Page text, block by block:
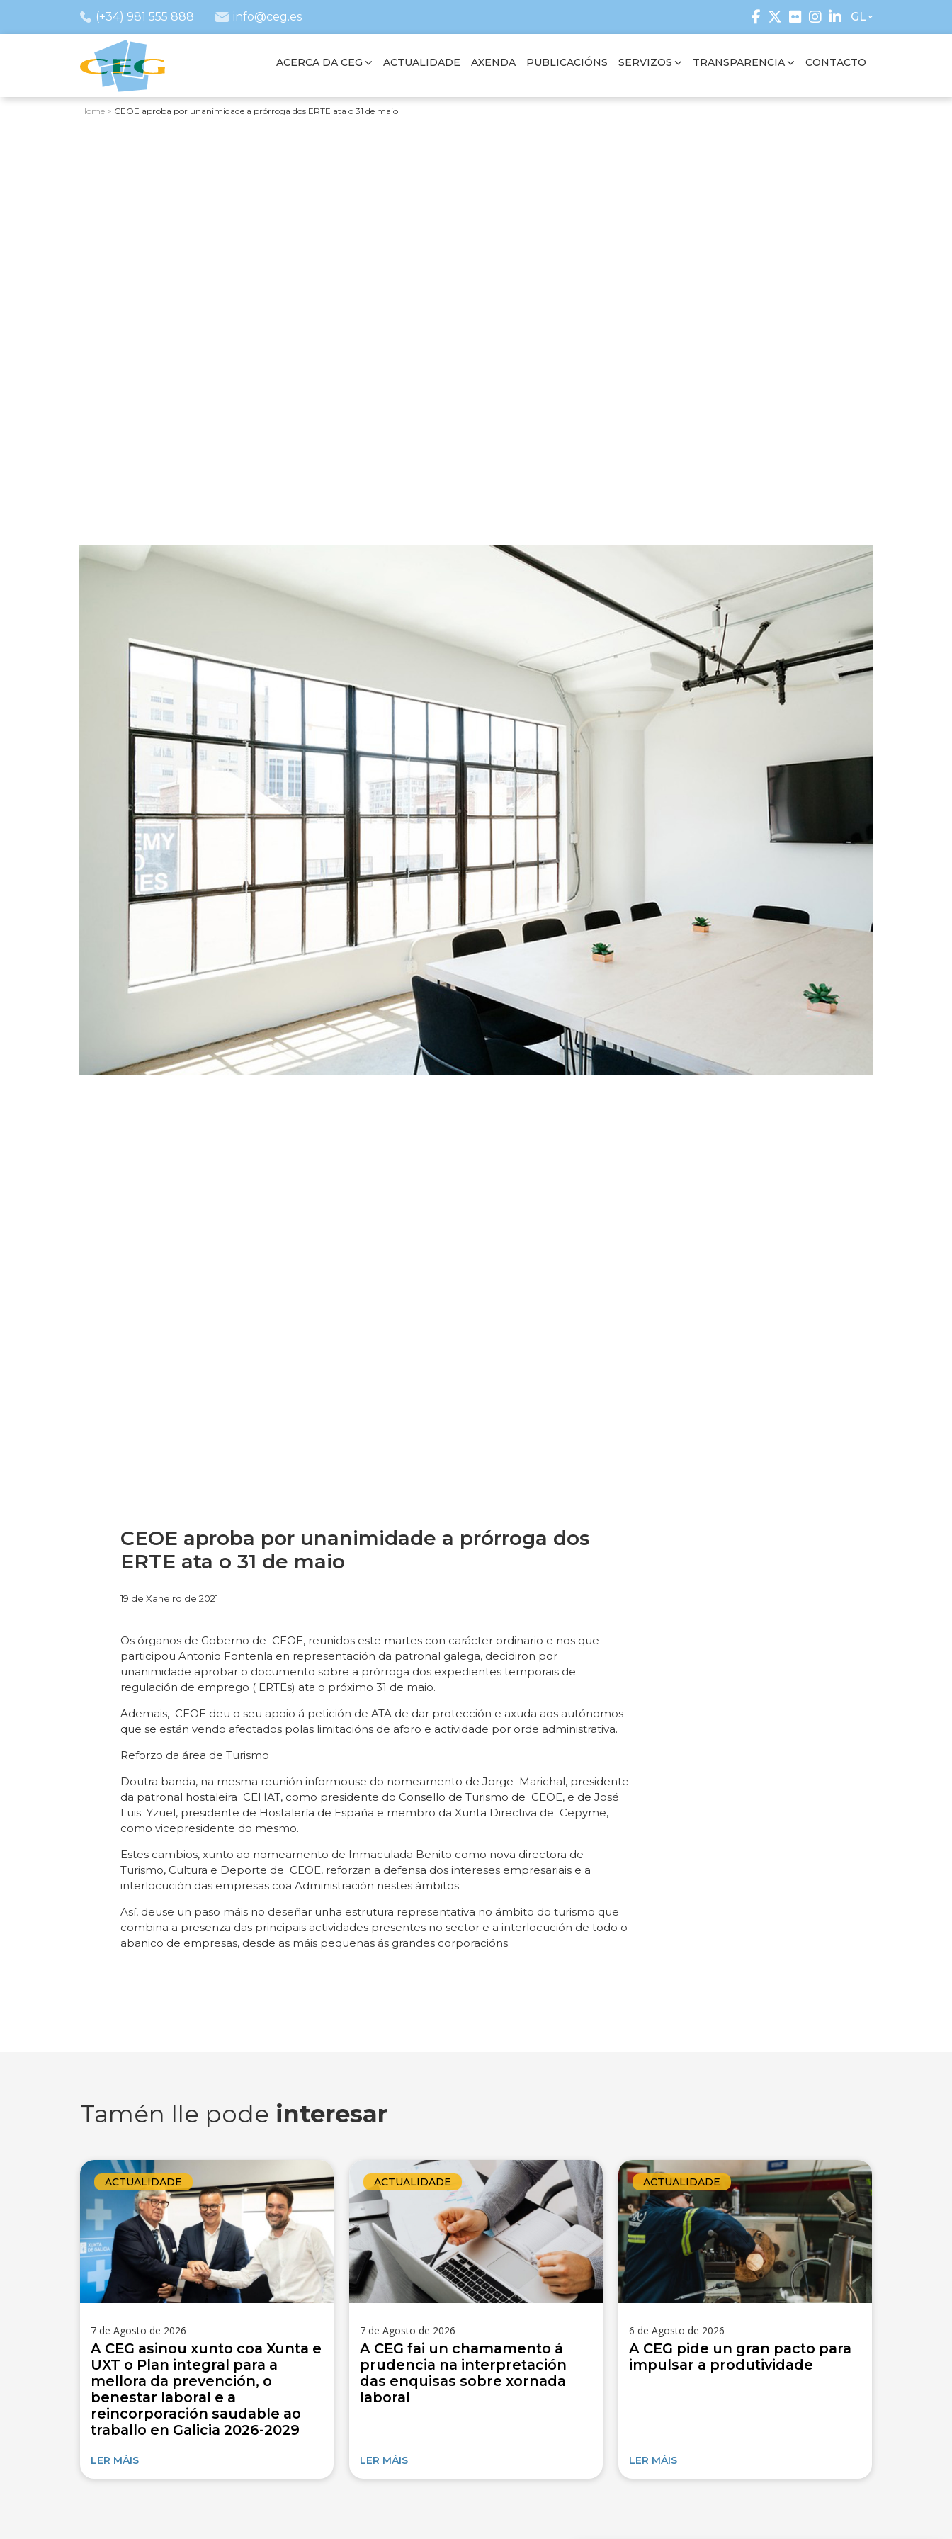
(+34) 981 555 888 info@ceg.es GL
ACERCA DA CEG ACTUALIDADE AXENDA PUBLICACIÓNS SERVIZOS TRANSPARENCIA CONTACTO
Home > CEOE aproba por unanimidade a prórroga dos ERTE ata o 31 de maio
CEOE aproba por unanimidade a prórroga dos
ERTE ata o 31 de maio
19 de Xaneiro de 2021Categories
Os órganos de Goberno de CEOE, reunidos este martes con carácter ordinario e nos que
participou Antonio Fontenla en representación da patronal galega, decidiron por
unanimidade aprobar o documento sobre a prórroga dos expedientes temporais de
regulación de emprego ( ERTEs) ata o próximo 31 de maio.
Ademais, CEOE deu o seu apoio á petición de ATA de dar protección e axuda aos autónomos
que se están vendo afectados polas limitacións de aforo e actividade por orde administrativa.
Reforzo da área de Turismo
Doutra banda, na mesma reunión informouse do nomeamento de Jorge Marichal, presidente
da patronal hostaleira CEHAT, como presidente do Consello de Turismo de CEOE, e de José
Luis Yzuel, presidente de Hostalería de España e membro da Xunta Directiva de Cepyme,
como vicepresidente do mesmo.
Estes cambios, xunto ao nomeamento de Inmaculada Benito como nova directora de
Turismo, Cultura e Deporte de CEOE, reforzan a defensa dos intereses empresariais e a
interlocución das empresas coa Administración nestes ámbitos.
Así, deuse un paso máis no deseñar unha estrutura representativa no ámbito do turismo que
combina a presenza das principais actividades presentes no sector e a interlocución de todo o
abanico de empresas, desde as máis pequenas ás grandes corporacións.
Tamén lle pode interesar
ACTUALIDADE
7 de Agosto de 2026
A CEG asinou xunto coa Xunta e
UXT o Plan integral para a
mellora da prevención, o
benestar laboral e a
reincorporación saudable ao
traballo en Galicia 2026-2029
LER MÁIS
ACTUALIDADE
7 de Agosto de 2026
A CEG fai un chamamento á
prudencia na interpretación
das enquisas sobre xornada
laboral
LER MÁIS
ACTUALIDADE
6 de Agosto de 2026
A CEG pide un gran pacto para
impulsar a produtividade
LER MÁIS